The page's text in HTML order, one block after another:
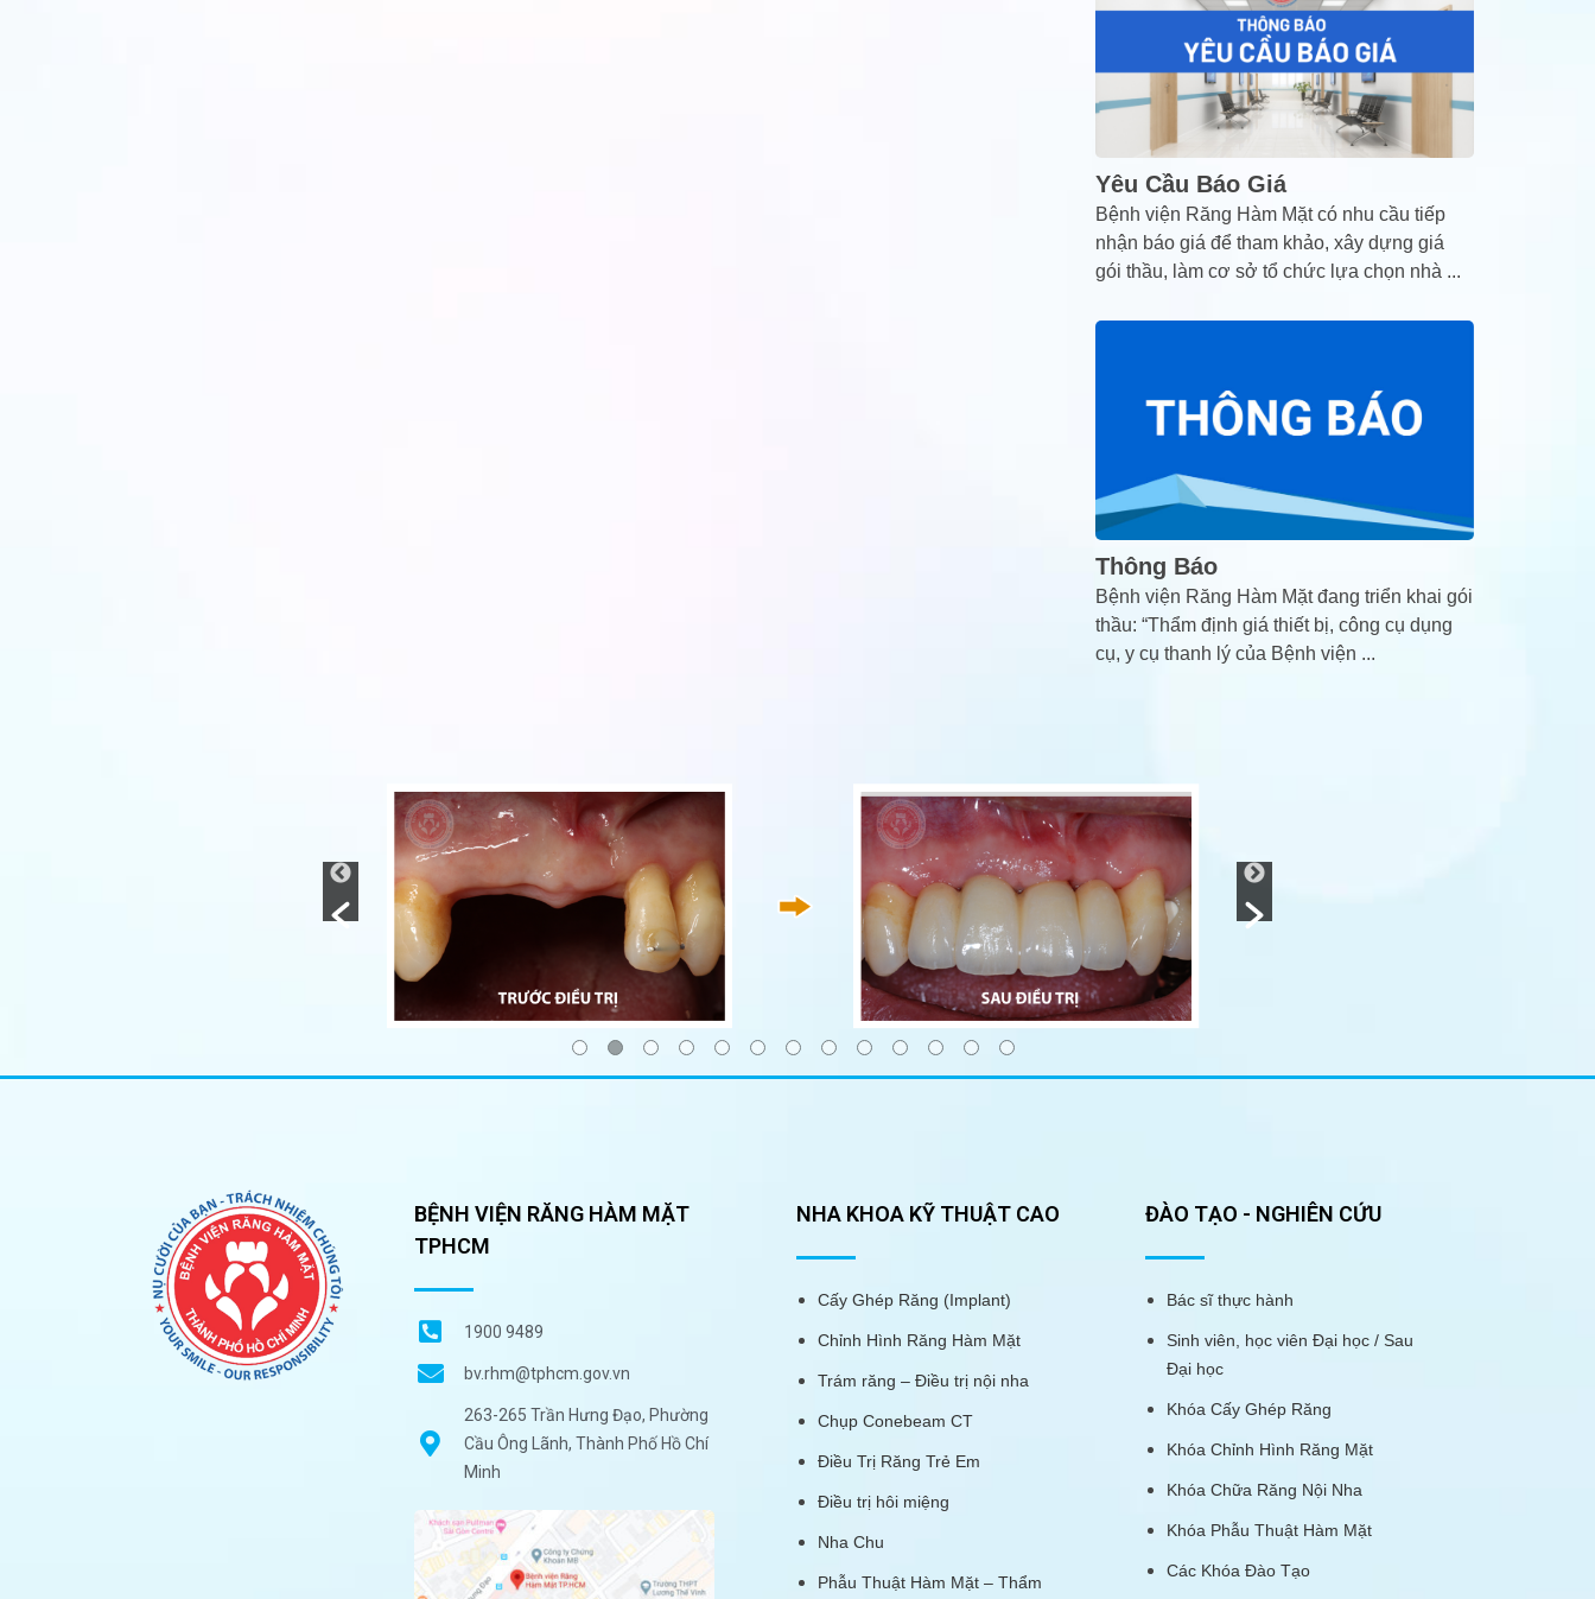
Yêu Cầu Báo Giá
Bệnh viện Răng Hàm Mặt có nhu cầu tiếp
nhận báo giá để tham khảo, xây dựng giá
gói thầu, làm cơ sở tổ chức lựa chọn nhà ...
Thông Báo
Bệnh viện Răng Hàm Mặt đang triển khai gói
thầu: “Thẩm định giá thiết bị, công cụ dụng
cụ, y cụ thanh lý của Bệnh viện ...
BỆNH VIỆN RĂNG HÀM MẶT
TPHCM
1900 9489
bv.rhm@tphcm.gov.vn
263-265 Trần Hưng Đạo, Phường
Cầu Ông Lãnh, Thành Phố Hồ Chí
Minh
NHA KHOA KỸ THUẬT CAO
Cấy Ghép Răng (Implant)
Chỉnh Hình Răng Hàm Mặt
Trám răng – Điều trị nội nha
Chụp Conebeam CT
Điều Trị Răng Trẻ Em
Điều trị hôi miệng
Nha Chu
Phẫu Thuật Hàm Mặt – Thẩm
ĐÀO TẠO - NGHIÊN CỨU
Bác sĩ thực hành
Sinh viên, học viên Đại học / Sau
Đại học
Khóa Cấy Ghép Răng
Khóa Chỉnh Hình Răng Mặt
Khóa Chữa Răng Nội Nha
Khóa Phẫu Thuật Hàm Mặt
Các Khóa Đào Tạo